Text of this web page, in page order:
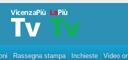
Rassegna stampa Inchieste Video